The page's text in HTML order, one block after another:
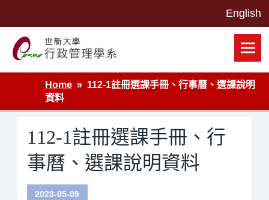
世新大學行政管理學系網站
Home
112-1註冊選課手冊、行事曆、選課說明
資料
112-1註冊選課手冊、行
事曆、選課說明資料
2023-05-09